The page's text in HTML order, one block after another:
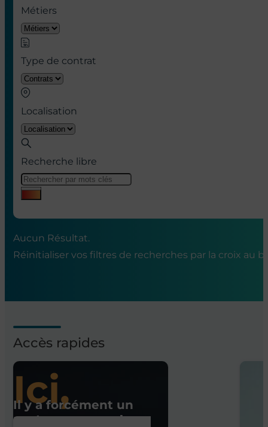
Métiers
Type de contrat
Localisation
Recherche libre
Aucun Résultat.
Réinitialiser vos filtres de recherches par la croix au
Accès rapides
Ici,
Il y a forcément un
poste pour vous !